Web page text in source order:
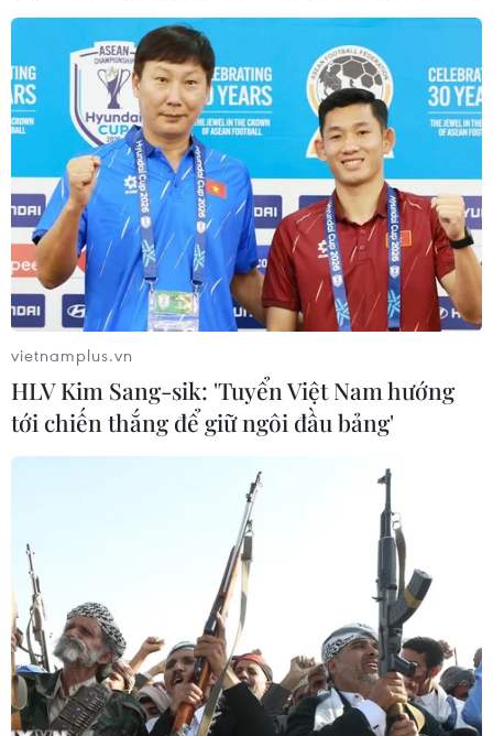
vietnamplus.vn
HLV Kim Sang-sik: 'Tuyển Việt Nam hướng
tới chiến thắng để giữ ngôi đầu bảng'